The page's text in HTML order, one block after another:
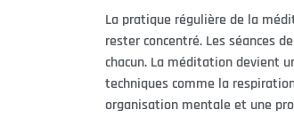
La pratique régulière de la
rester concentré. Les séances
chacun. La méditation devient
techniques comme la
organisation mentale et une